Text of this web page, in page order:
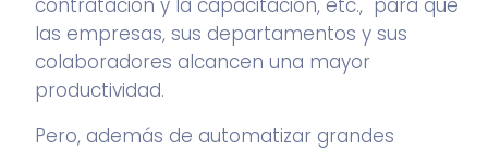
contratación y la capacitación, etc., para que
las empresas, sus departamentos y sus
colaboradores alcancen una mayor
productividad.
Pero, además de automatizar grandes